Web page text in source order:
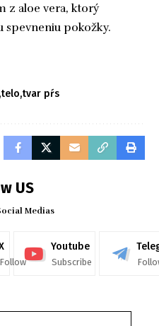
z aloe vera, ktorý
pokožky.
telo tvar pŕs
US
Medias
Follow
Youtube
Subscribe